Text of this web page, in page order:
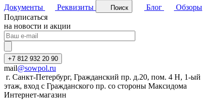
Документы
Реквизиты Поиск Блог
Обзоры
Подписаться
на новости и акции
+7 812 932 20 90
mail@sowpol.ru
г. Санкт-Петербург, Гражданский пр. д.20, пом. 4 Н, 1-ый
этаж, вход с Гражданского пр. со стороны Максидома
Интернет-магазин